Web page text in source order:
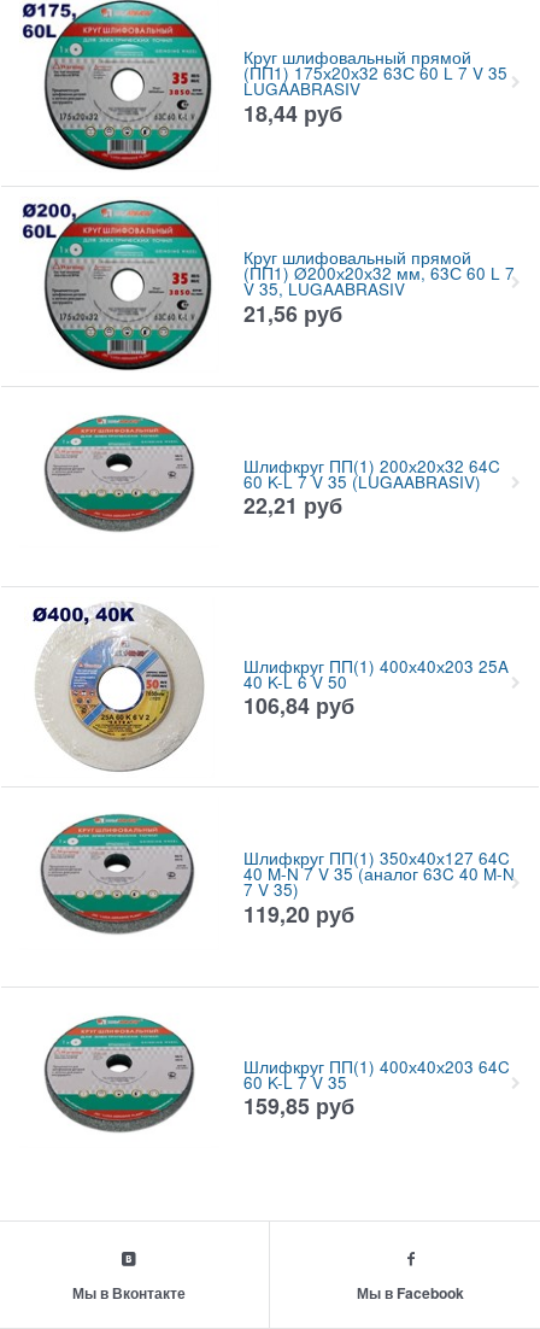
Круг шлифовальный прямой
(ПП1) 175х20х32 63С 60 L 7 V 35
LUGAABRASIV
18,44 руб
Круг шлифовальный прямой
(ПП1) Ø200х20х32 мм, 63С 60 L 7
V 35, LUGAABRASIV
21,56 руб
Шлифкруг ПП(1) 200х20х32 64C
60 K-L 7 V 35 (LUGAABRASIV)
22,21 руб
Шлифкруг ПП(1) 400х40х203 25A
40 K-L 6 V 50
106,84 руб
Шлифкруг ПП(1) 350х40х127 64C
40 M-N 7 V 35 (аналог 63C 40 M-N
7 V 35)
119,20 руб
Шлифкруг ПП(1) 400х40х203 64C
60 K-L 7 V 35
159,85 руб
Мы в Вконтакте Мы в Facebook